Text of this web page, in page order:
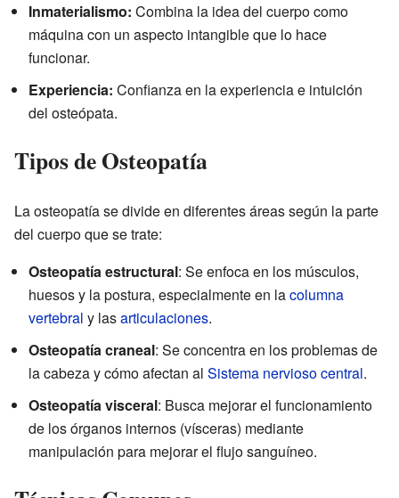
Inmaterialismo: Combina la idea del cuerpo como
máquina con un aspecto intangible que lo hace
funcionar.
Experiencia: Confianza en la experiencia e intuición
del osteópata.
Tipos de Osteopatía
La osteopatía se divide en diferentes áreas según la parte
del cuerpo que se trate:
Osteopatía estructural: Se enfoca en los músculos,
huesos y la postura, especialmente en lacolumna
vertebral y lasarticulaciones.
Osteopatía craneal: Se concentra en los problemas de
la cabeza y cómo afectan al Sistema nervioso central.
Osteopatía visceral: Busca mejorar el funcionamiento
de los órganos internos (vísceras) mediante
manipulación para mejorar el flujo sanguíneo.